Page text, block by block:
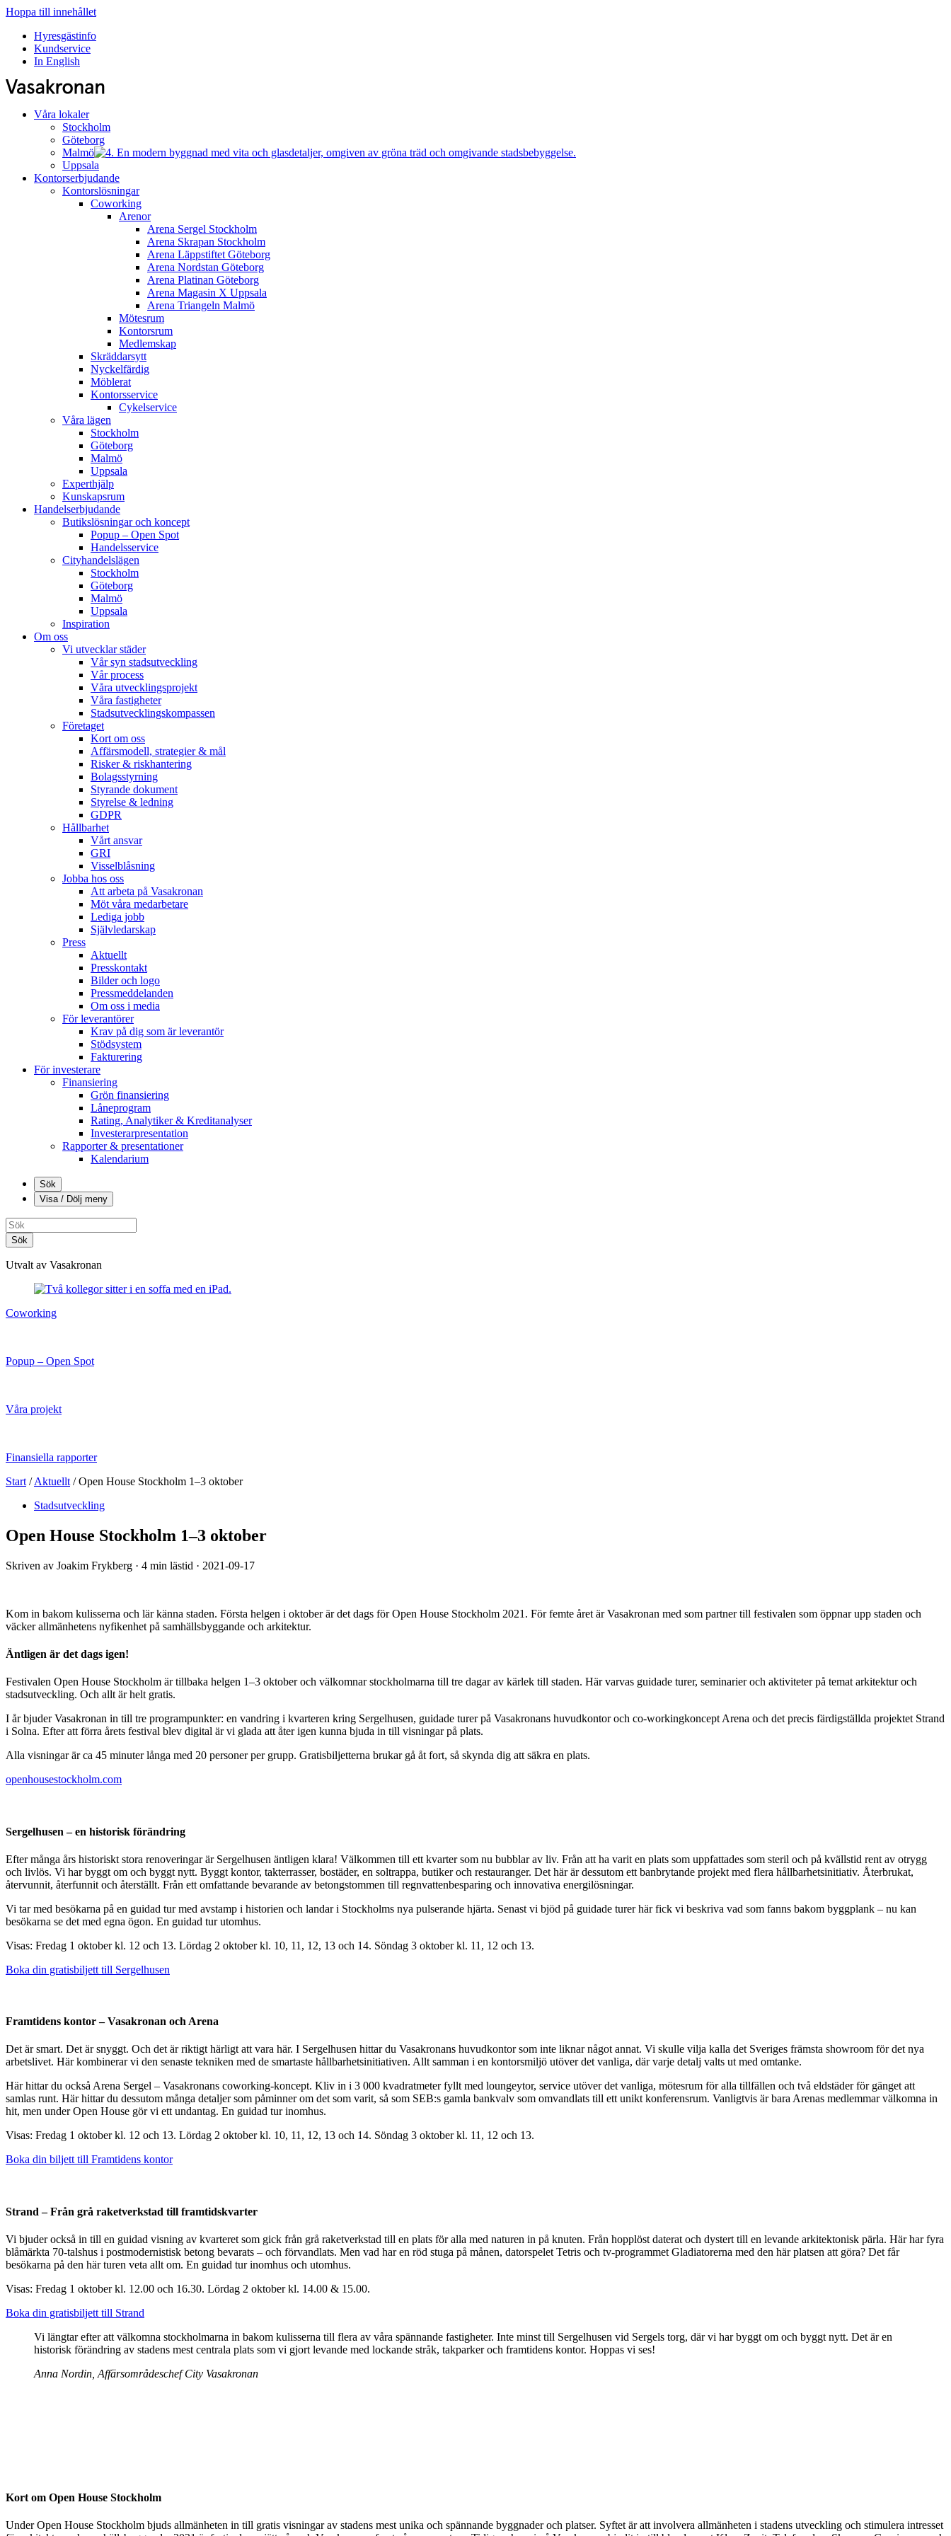
Hoppa till innehållet
Hyresgästinfo
Kundservice
In English
Våra lokaler
Stockholm
Göteborg
Malmö
Uppsala
Kontorserbjudande
Kontorslösningar
Coworking
Arenor
Arena Sergel Stockholm
Arena Skrapan Stockholm
Arena Läppstiftet Göteborg
Arena Nordstan Göteborg
Arena Platinan Göteborg
Arena Magasin X Uppsala
Arena Triangeln Malmö
Mötesrum
Kontorsrum
Medlemskap
Skräddarsytt
Nyckelfärdig
Möblerat
Kontorsservice
Cykelservice
Våra lägen
Stockholm
Göteborg
Malmö
Uppsala
Experthjälp
Kunskapsrum
Handelserbjudande
Butikslösningar och koncept
Popup – Open Spot
Handelsservice
Cityhandelslägen
Stockholm
Göteborg
Malmö
Uppsala
Inspiration
Om oss
Vi utvecklar städer
Vår syn stadsutveckling
Vår process
Våra utvecklingsprojekt
Våra fastigheter
Stadsutvecklingskompassen
Företaget
Kort om oss
Affärsmodell, strategier & mål
Risker & riskhantering
Bolagsstyrning
Styrande dokument
Styrelse & ledning
GDPR
Hållbarhet
Vårt ansvar
GRI
Visselblåsning
Jobba hos oss
Att arbeta på Vasakronan
Möt våra medarbetare
Lediga jobb
Självledarskap
Press
Aktuellt
Presskontakt
Bilder och logo
Pressmeddelanden
Om oss i media
För leverantörer
Krav på dig som är leverantör
Stödsystem
Fakturering
För investerare
Finansiering
Grön finansiering
Låneprogram
Rating, Analytiker & Kreditanalyser
Investerarpresentation
Rapporter & presentationer
Kalendarium
Sök
Visa / Dölj meny
Sök
Utvalt av Vasakronan
Coworking
Popup – Open Spot
Våra projekt
Finansiella rapporter
Start /Aktuellt /Open House Stockholm 1–3 oktober
Stadsutveckling
Open House Stockholm 1–3 oktober
Skriven av Joakim Frykberg · 4 min lästid · 2021-09-17
Kom in bakom kulisserna och lär känna staden. Första helgen i oktober är det dags för Open House Stockholm 2021. För femte året är Vasakronan med som partner till festivalen som öppnar upp staden och
väcker allmänhetens nyfikenhet på samhällsbyggande och arkitektur.
Äntligen är det dags igen!
Festivalen Open House Stockholm är tillbaka helgen 1–3 oktober och välkomnar stockholmarna till tre dagar av kärlek till staden. Här varvas guidade turer, seminarier och aktiviteter på temat arkitektur och
stadsutveckling. Och allt är helt gratis.
I år bjuder Vasakronan in till tre programpunkter: en vandring i kvarteren kring Sergelhusen, guidade turer på Vasakronans huvudkontor och co-workingkoncept Arena och det precis färdigställda projektet Strand
i Solna. Efter att förra årets festival blev digital är vi glada att åter igen kunna bjuda in till visningar på plats.
Alla visningar är ca 45 minuter långa med 20 personer per grupp. Gratisbiljetterna brukar gå åt fort, så skynda dig att säkra en plats.
openhousestockholm.com
Sergelhusen – en historisk förändring
Efter många års historiskt stora renoveringar är Sergelhusen äntligen klara! Välkommen till ett kvarter som nu bubblar av liv. Från att ha varit en plats som uppfattades som steril och på kvällstid rent av otrygg
och livlös. Vi har byggt om och byggt nytt. Byggt kontor, takterrasser, bostäder, en soltrappa, butiker och restauranger. Det här är dessutom ett banbrytande projekt med flera hållbarhetsinitiativ. Återbrukat,
återvunnit, återfunnit och återställt. Från ett omfattande bevarande av betongstommen till regnvattenbesparing och innovativa energilösningar.
Vi tar med besökarna på en guidad tur med avstamp i historien och landar i Stockholms nya pulserande hjärta. Senast vi bjöd på guidade turer här fick vi beskriva vad som fanns bakom byggplank – nu kan
besökarna se det med egna ögon. En guidad tur utomhus.
Visas: Fredag 1 oktober kl. 12 och 13. Lördag 2 oktober kl. 10, 11, 12, 13 och 14. Söndag 3 oktober kl. 11, 12 och 13.
Boka din gratisbiljett till Sergelhusen
Framtidens kontor – Vasakronan och Arena
Det är smart. Det är snyggt. Och det är riktigt härligt att vara här. I Sergelhusen hittar du Vasakronans huvudkontor som inte liknar något annat. Vi skulle vilja kalla det Sveriges främsta showroom för det nya
arbetslivet. Här kombinerar vi den senaste tekniken med de smartaste hållbarhetsinitiativen. Allt samman i en kontorsmiljö utöver det vanliga, där varje detalj valts ut med omtanke.
Här hittar du också Arena Sergel – Vasakronans coworking-koncept. Kliv in i 3 000 kvadratmeter fyllt med loungeytor, service utöver det vanliga, mötesrum för alla tillfällen och två eldstäder för gänget att
samlas runt. Här hittar du dessutom många detaljer som påminner om det som varit, så som SEB:s gamla bankvalv som omvandlats till ett unikt konferensrum. Vanligtvis är bara Arenas medlemmar välkomna in
hit, men under Open House gör vi ett undantag. En guidad tur inomhus.
Visas: Fredag 1 oktober kl. 12 och 13. Lördag 2 oktober kl. 10, 11, 12, 13 och 14. Söndag 3 oktober kl. 11, 12 och 13.
Boka din biljett till Framtidens kontor
Strand – Från grå raketverkstad till framtidskvarter
Vi bjuder också in till en guidad visning av kvarteret som gick från grå raketverkstad till en plats för alla med naturen in på knuten. Från hopplöst daterat och dystert till en levande arkitektonisk pärla. Här har fyra
blåmärkta 70-talshus i postmodernistisk betong bevarats – och förvandlats. Men vad har en röd stuga på månen, datorspelet Tetris och tv-programmet Gladiatorerna med den här platsen att göra? Det får
besökarna på den här turen veta allt om. En guidad tur inomhus och utomhus.
Visas: Fredag 1 oktober kl. 12.00 och 16.30. Lördag 2 oktober kl. 14.00 & 15.00.
Boka din gratisbiljett till Strand
Vi längtar efter att välkomna stockholmarna in bakom kulisserna till flera av våra spännande fastigheter. Inte minst till Sergelhusen vid Sergels torg, där vi har byggt om och byggt nytt. Det är en
historisk förändring av stadens mest centrala plats som vi gjort levande med lockande stråk, takparker och framtidens kontor. Hoppas vi ses!
Anna Nordin, Affärsområdeschef City Vasakronan
Kort om Open House Stockholm
Under Open House Stockholm bjuds allmänheten in till gratis visningar av stadens mest unika och spännande byggnader och platser. Syftet är att involvera allmänheten i stadens utveckling och stimulera intresset